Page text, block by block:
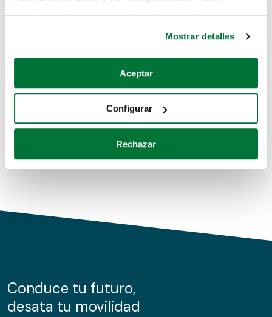
Si lo permite, también quisiéramos:
Recopilar información sobre su ubicación geográfica
Identificar su dispositivo analizándolo activamente
para buscar características específicas (huellas
Obtenga más información sobre cómo se procesan sus
de cookies.
información sobre el uso que haga del sitio web con
nuestros partners de redes sociales, publicidad y análisis
Mostrar detalles
Aceptar
Configurar
Rechazar
buscando en alguno de estos enlaces:
Coches de segunda mano
Coches de km0
Conduce tu futuro,
desata tu movilidad